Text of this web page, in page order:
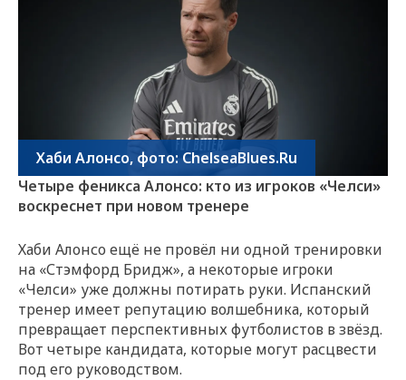
Хаби Алонсо, фото: ChelseaBlues.Ru
Четыре феникса Алонсо: кто из игроков «Челси»
воскреснет при новом тренере
Хаби Алонсо ещё не провёл ни одной тренировки
на «Стэмфорд Бридж», а некоторые игроки
«Челси» уже должны потирать руки. Испанский
тренер имеет репутацию волшебника, который
превращает перспективных футболистов в звёзд.
Вот четыре кандидата, которые могут расцвести
под его руководством.